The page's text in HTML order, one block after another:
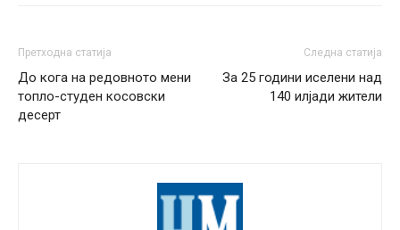
Претходна статија
До кога на редовното мени
топло-студен косовски
десерт
Следна статија
За 25 години иселени над
140 илјади жители